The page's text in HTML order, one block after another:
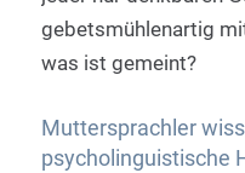
gebetsmühlenartig
was ist gemeint?
Muttersprachler
psycholinguistische